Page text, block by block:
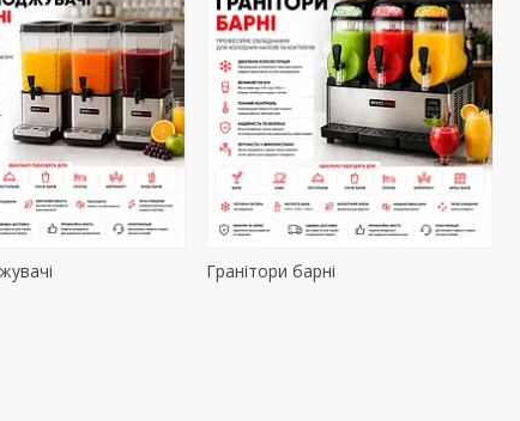
Гранітори барні